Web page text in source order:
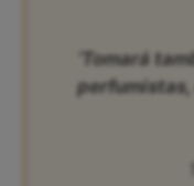
‘Tomará
perfumistas,